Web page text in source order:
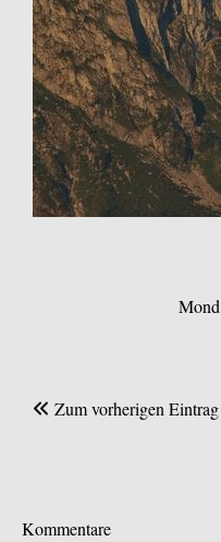
Mond
Zum vorherigen Eintrag
Kommentare